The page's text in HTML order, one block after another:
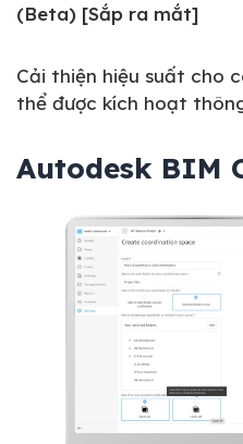
(Beta) [Sắp ra mắt]
Cải thiện hiệu suất cho
thể được kích hoạt
Autodesk BIM